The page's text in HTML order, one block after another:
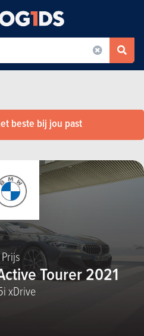
beste bij jou past
Prijs
Tourer 2021
xDrive